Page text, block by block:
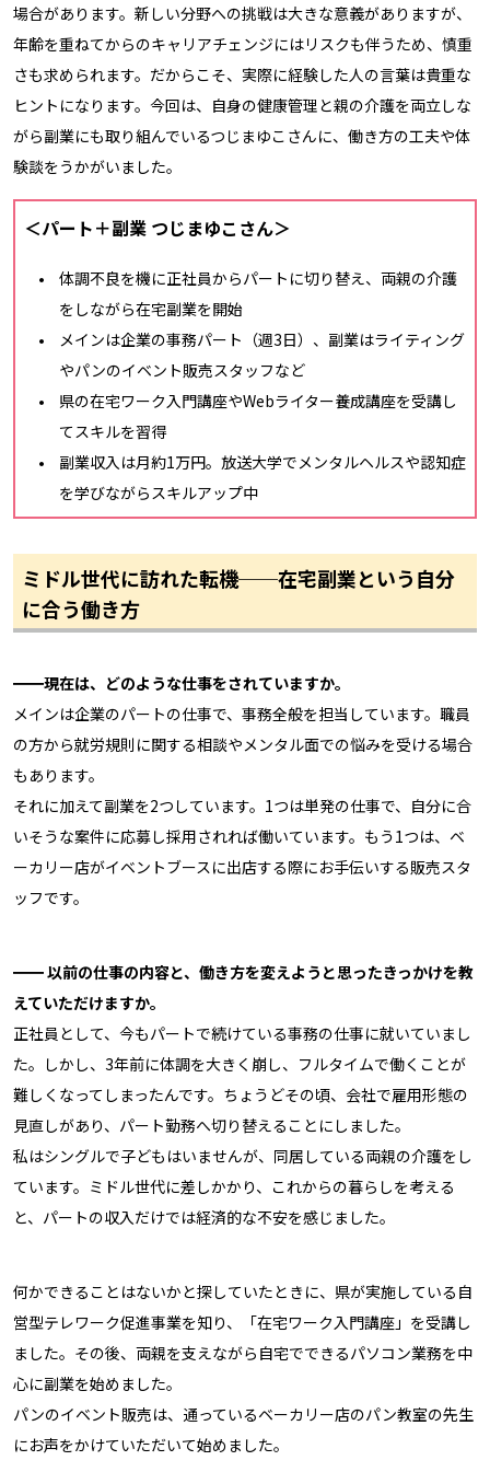
場合があります。新しい分野への挑戦は大きな意義がありますが、
年齢を重ねてからのキャリアチェンジにはリスクも伴うため、慎重
さも求められます。だからこそ、実際に経験した人の言葉は貴重な
ヒントになります。今回は、自身の健康管理と親の介護を両立しな
がら副業にも取り組んでいるつじまゆこさんに、働き方の工夫や体
験談をうかがいました。
＜パート＋副業 つじまゆこさん＞
体調不良を機に正社員からパートに切り替え、両親の介護
をしながら在宅副業を開始
メインは企業の事務パート（週3日）、副業はライティング
やパンのイベント販売スタッフなど
県の在宅ワーク入門講座やWebライター養成講座を受講し
てスキルを習得
副業収入は月約1万円。放送大学でメンタルヘルスや認知症
を学びながらスキルアップ中
ミドル世代に訪れた転機──在宅副業という自分
に合う働き方
━━現在は、どのような仕事をされていますか。
メインは企業のパートの仕事で、事務全般を担当しています。職員
の方から就労規則に関する相談やメンタル面での悩みを受ける場合
もあります。
それに加えて副業を2つしています。1つは単発の仕事で、自分に合
いそうな案件に応募し採用されれば働いています。もう1つは、ベ
ーカリー店がイベントブースに出店する際にお手伝いする販売スタ
ッフです。
━━ 以前の仕事の内容と、働き方を変えようと思ったきっかけを教
えていただけますか。
正社員として、今もパートで続けている事務の仕事に就いていまし
た。しかし、3年前に体調を大きく崩し、フルタイムで働くことが
難しくなってしまったんです。ちょうどその頃、会社で雇用形態の
見直しがあり、パート勤務へ切り替えることにしました。
私はシングルで子どもはいませんが、同居している両親の介護をし
ています。ミドル世代に差しかかり、これからの暮らしを考える
と、パートの収入だけでは経済的な不安を感じました。
何かできることはないかと探していたときに、県が実施している自
営型テレワーク促進事業を知り、「在宅ワーク入門講座」を受講し
ました。その後、両親を支えながら自宅でできるパソコン業務を中
心に副業を始めました。
パンのイベント販売は、通っているベーカリー店のパン教室の先生
にお声をかけていただいて始めました。